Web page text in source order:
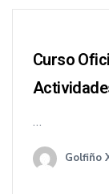
Curso
…
Golfiño